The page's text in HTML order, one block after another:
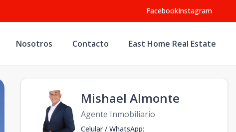
FacebookInstagram
Nosotros Contacto East Home Real Estate
Mishael Almonte
Agente Inmobiliario
Celular / WhatsApp: